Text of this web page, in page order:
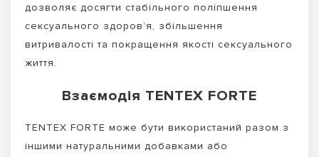
дозволяє досягти стабільного поліпшення
сексуального здоров’я, збільшення
витривалості та покращення якості сексуального
життя.
Взаємодія TENTEX FORTE
TENTEX FORTE може бути використаний разом з
іншими натуральними добавками або